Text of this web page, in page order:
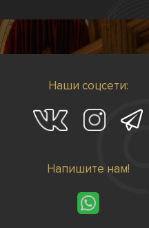
Наши соцсети:
Напишите нам!